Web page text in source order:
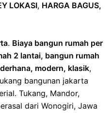
LOKASI, HARGA BAGUS,
. Biaya bangun rumah per
2 lantai, bangun rumah
modern, klasik,
bangunan jakarta
Tukang, Mandor,
dari Wonogiri, Jawa